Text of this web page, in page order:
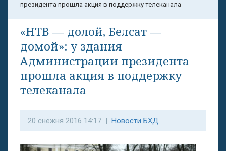
президента прошла акция в поддержку телеканала
«НТВ — долой, Белсат —
домой»: у здания
Администрации президента
прошла акция в поддержку
телеканала
20 снежня 2016 14:17 | Новости БХД